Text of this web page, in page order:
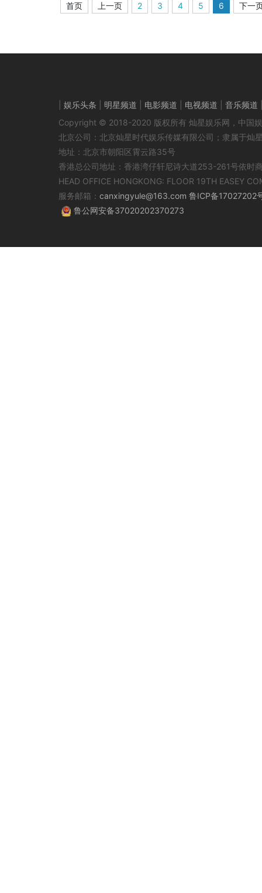
首页 上一页 2 3 4 5 6 下一
娱乐头条 明星频道 电影频道 电视频道 音乐频道
Copyright © 2018-2020 版权所有 灿星娱乐网，中国
北京公司：北京灿星时代娱乐传媒有限公司；隶属于灿
地址：北京市朝阳区霄云路35号
香港总公司地址：香港湾仔轩尼诗大道253-261号依时
HEAD OFFICE HONGKONG: FLOOR 19TH EASEY
服务邮箱： canxingyule@163.com 鲁ICP备17027202
鲁公网安备37020202370273